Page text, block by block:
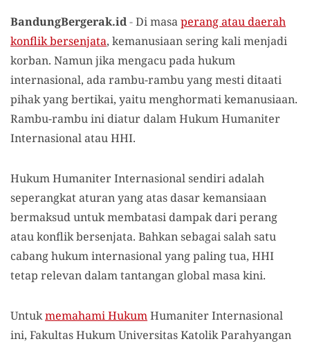
BandungBergerak.id-Di masaperang atau daerah
konflik bersenjata, kemanusiaan sering kali menjadi
korban. Namun jika mengacu pada hukum
internasional, ada rambu-rambu yang mesti ditaati
pihak yang bertikai, yaitu menghormati kemanusiaan.
Rambu-rambu ini diatur dalam Hukum Humaniter
Internasional atau HHI.
Hukum Humaniter Internasional sendiri adalah
seperangkat aturan yang atas dasar kemansiaan
bermaksud untuk membatasi dampak dari perang
atau konflik bersenjata. Bahkan sebagai salah satu
cabang hukum internasional yang paling tua, HHI
tetap relevan dalam tantangan global masa kini.
Untukmemahami HukumHumaniter Internasional
ini, Fakultas Hukum Universitas Katolik Parahyangan